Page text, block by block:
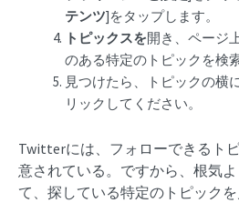
テンツ]をタップします。
トピックスを開き、ページ
のある特定のトピックを検
見つけたら、トピックの横
リックしてください。
Twitterには、フォローできるト
意されている。ですから、根気
て、探している特定のトピック